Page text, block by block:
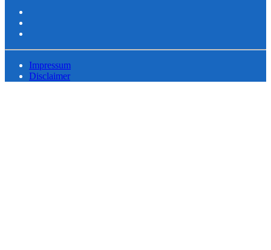
Impressum
Disclaimer